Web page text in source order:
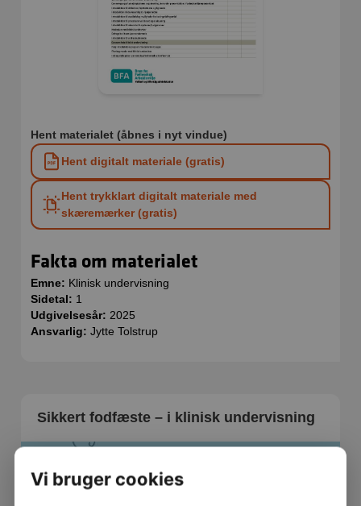
Sikkert fodfæste – i klinisk undervisning
Hent materialet (åbnes i nyt vindue)
Hent digitalt materiale (gratis)
Hent trykklart digitalt materiale med
skæremærker (gratis)
Fakta om materialet
Emne: Klinisk undervisning
Sidetal: 1
Udgivelsesår: 2025
Ansvarlig: Jytte Tolstrup
Vi bruger cookies